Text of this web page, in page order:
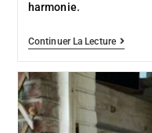
harmonie.
Continuer La Lecture